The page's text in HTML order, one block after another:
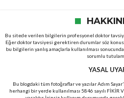
Bu sitede verilen bilgilerin profesyonel doktor
Eğer doktor tavsiyesi gerektiren durumlar söz
bu bilgilerin yanlış amaçlarla kullanılması
sorumlu
YASAL
Bu blogdaki tüm fotoğraflar ve yazılar Adım
herhangi bir yerde kullanılması 5846 sayılı FİKİR